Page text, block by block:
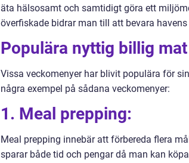
äta hälsosamt och samtidigt göra ett
överfiskade bidrar man till att bevara
Populära nyttig billig
Vissa veckomenyer har blivit populära för
några exempel på sådana veckomenyer:
1. Meal prepping:
Meal prepping innebär att förbereda flera
sparar både tid och pengar då man kan